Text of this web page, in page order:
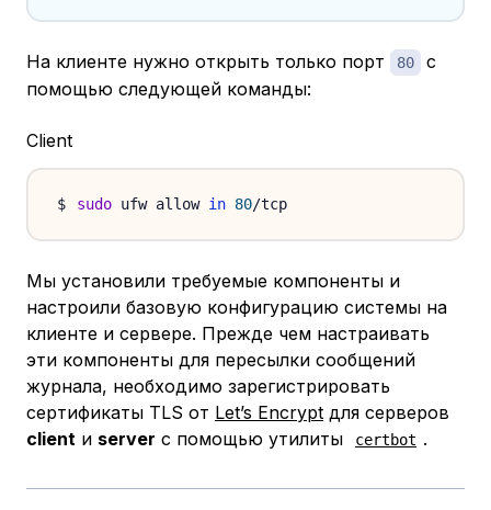
На клиенте нужно открыть только порт 80
с
помощью следующей команды:
Client
sudo ufw allow in 80
Мы установили требуемые компоненты и
настроили базовую конфигурацию системы на
клиенте и сервере. Прежде чем настраивать
эти компоненты для пересылки сообщений
журнала, необходимо зарегистрировать
сертификаты TLS от Let’s Encrypt для серверов
client и server с помощью утилиты certbot .